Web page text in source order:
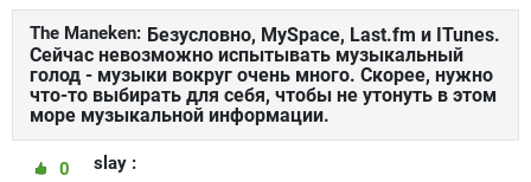
The Maneken: Безусловно, MySpace, Last.fm и ITunes.
Сейчас невозможно испытывать музыкальный
голод - музыки вокруг очень много. Скорее, нужно
что-то выбирать для себя, чтобы не утонуть в этом
море музыкальной информации.
slay :
0